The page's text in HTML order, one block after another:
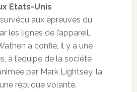
Etats-Unis
aux épreuves du
les lignes de l’appareil,
a confié, il y a une
à l’équipe de la société
par Mark Lightsey, la
réplique volante.